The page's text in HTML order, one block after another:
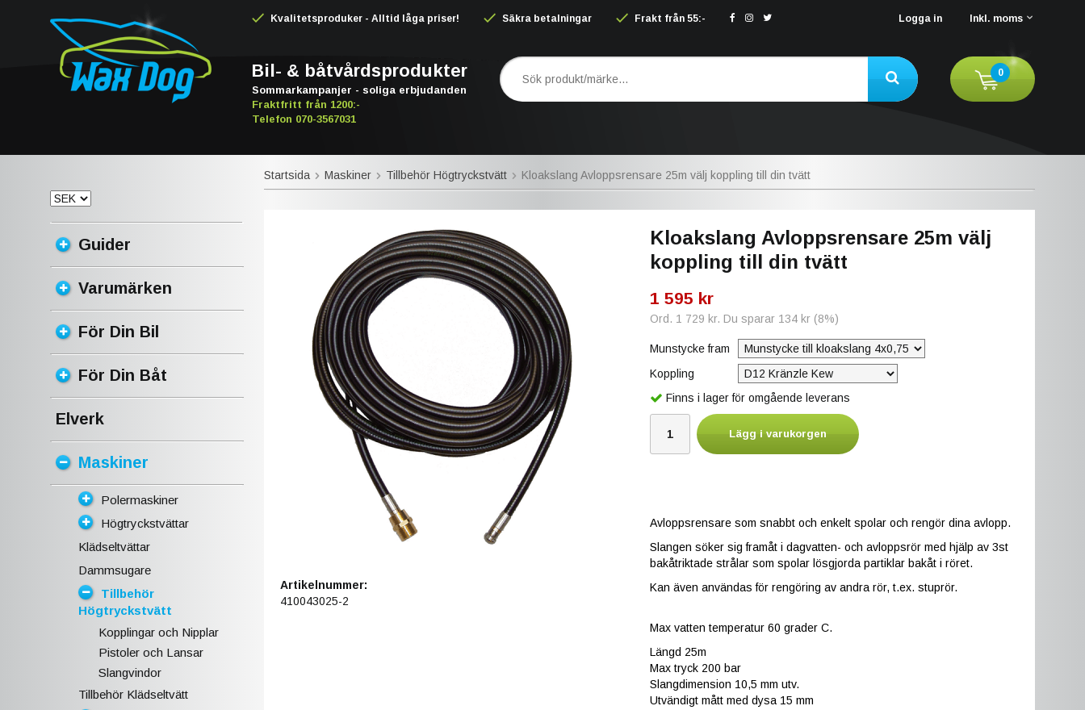
Kvalitetsproduker - Alltid låga priser! Säkra betalningar Frakt från 55:- Logga in Inkl. moms
Bil- & båtvårdsprodukter
Sommarkampanjer - soliga erbjudanden
Fraktfritt från 1200:-
Telefon 070-3567031
0
Guider
Varumärken
För Din Bil
För Din Båt
Elverk
Maskiner
Polermaskiner
Högtryckstvättar
Klädseltvättar
Dammsugare
Tillbehör
Högtryckstvätt
Kopplingar och Nipplar
Pistoler och Lansar
Slangvindor
Tillbehör Klädseltvätt
Startsida Maskiner Tillbehör Högtryckstvätt Kloakslang Avloppsrensare 25m välj koppling till din tvätt
Kloakslang Avloppsrensare 25m välj
koppling till din tvätt
1 595 kr
Ord. 1 729 kr. Du sparar 134 kr(8%)
Munstycke fram
Koppling
Finns i lager för omgående leverans
Lägg i varukorgen
Avloppsrensare som snabbt och enkelt spolar och rengör dina avlopp.
Slangen söker sig framåt i dagvatten- och avloppsrör med hjälp av 3st
bakåtriktade strålar som spolar lösgjorda partiklar bakåt i röret.
Kan även användas för rengöring av andra rör, t.ex. stuprör.
Max vatten temperatur 60 grader C.
Längd 25m
Max tryck 200 bar
Slangdimension 10,5 mm utv.
Utvändigt mått med dysa 15 mm
Artikelnummer:
410043025-2